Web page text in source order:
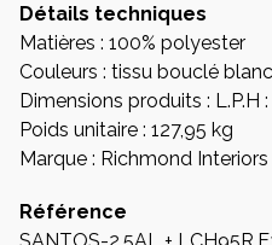
Détails techniques
Matières : 100% polyester
Couleurs : tissu bouclé blanc
Dimensions produits : L.P.H
Poids unitaire : 127,95 kg
Marque : Richmond Interiors
Référence